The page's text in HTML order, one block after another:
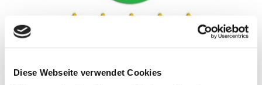
Diese Webseite verwendet Cookies
uns sprechen!